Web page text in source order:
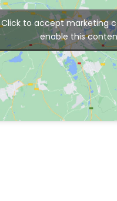
Click to accept marketing
enable this